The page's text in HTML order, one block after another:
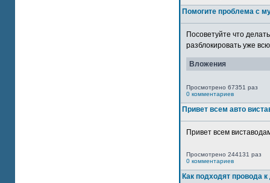
Помогите проблема с
Посоветуйте что
разблокировать уже
Вложения
Просмотрено 67351 раз
0 комментариев
Привет всем авто
Привет всем
Просмотрено 244131 раз
0 комментариев
Как подходят провода